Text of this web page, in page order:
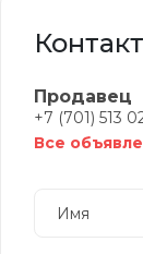
Продавец
+7 (701) 513
Все